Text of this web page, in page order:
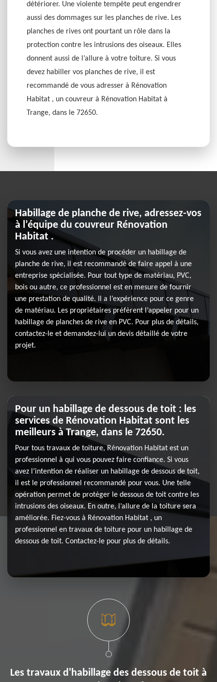
détériorer. Une violente tempête peut engendrer
aussi des dommages sur les planches de rive. Les
planches de rives ont pourtant un rôle dans la
protection contre les intrusions des oiseaux. Elles
donnent aussi de l’allure à votre toiture. Si vous
devez habiller vos planches de rive, il est
recommandé de vous adresser à Rénovation
Habitat , un couvreur à Rénovation Habitat à
Trange, dans le 72650.
Habillage de planche de rive, adressez-vos
à l’équipe du couvreur Rénovation
Habitat .
Si vous avez une intention de procéder un habillage de
planche de rive, il est recommandé de faire appel à une
entreprise spécialisée. Pour tout type de matériau, PVC,
bois ou autre, ce professionnel est en mesure de fournir
une prestation de qualité. Il a l’expérience pour ce genre
de matériau. Les propriétaires préfèrent l’appeler pour un
habillage de planches de rive en PVC. Pour plus de détails,
contactez-le et demandez-lui un devis détaillé de votre
projet.
Pour un habillage de dessous de toit : les
services de Rénovation Habitat sont les
meilleurs à Trange, dans le 72650.
Pour tous travaux de toiture, Rénovation Habitat est un
professionnel à qui vous pouvez faire confiance. Si vous
avez l’intention de réaliser un habillage de dessous de toit,
il est le professionnel recommandé pour vous. Une telle
opération permet de protéger le dessous de toit contre les
intrusions des oiseaux. En outre, l’allure de la toiture sera
améliorée. Fiez-vous à Rénovation Habitat , un
professionnel en travaux de toiture pour un habillage de
dessous de toit. Contactez-le pour plus de détails.
Les travaux d'habillage des dessous de toit à